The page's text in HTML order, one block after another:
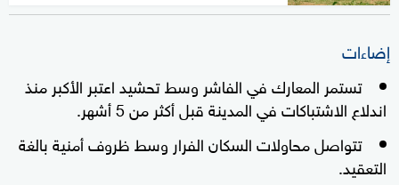
إضاءات
تستمر المعارك في الفاشر وسط تحشيد اعتبر الأكبر منذ
اندلاع الاشتباكات في المدينة قبل أكثر من 5 أشهر.
تتواصل محاولات السكان الفرار وسط ظروف أمنية بالغة
التعقيد.